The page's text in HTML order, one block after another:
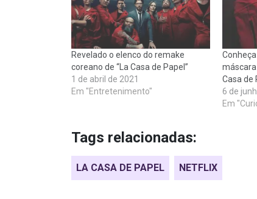
Revelado o elenco do remake
coreano de “La Casa de Papel”
1 de abril de 2021
Em "Entretenimento"
máscara
Casa de
6 de
Em
Tags relacionadas:
LA CASA DE PAPEL NETFLIX